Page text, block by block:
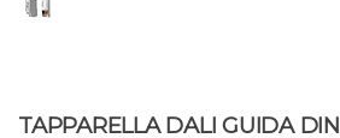
TAPPARELLA DALI GUIDA DIN